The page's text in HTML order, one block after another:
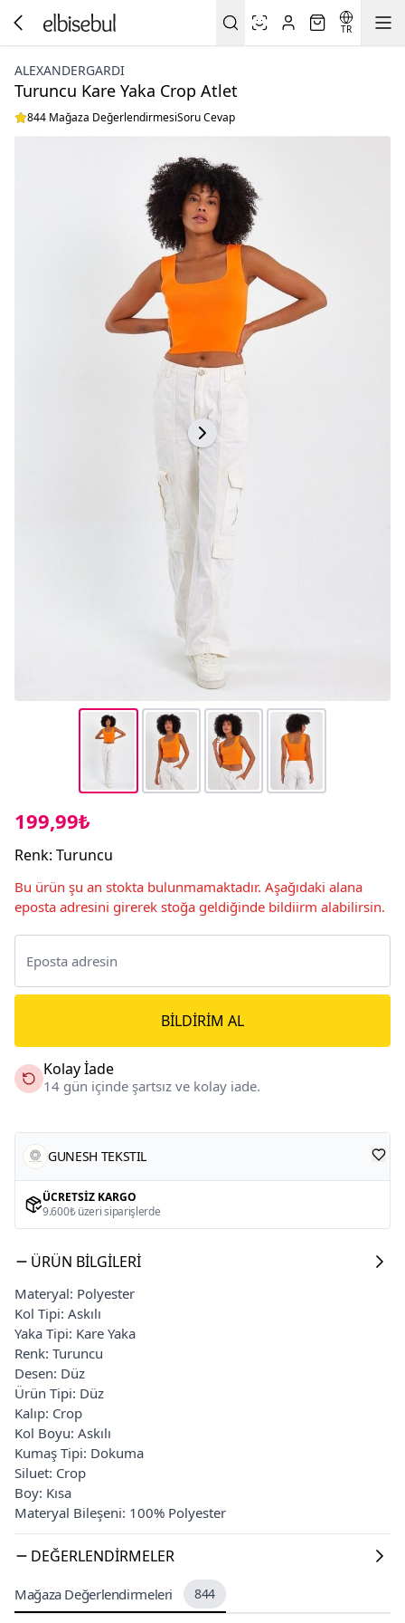
TR
ALEXANDERGARDI
Turuncu Kare Yaka Crop Atlet
844 Mağaza DeğerlendirmesiSoru Cevap
199,99₺
Renk: Turuncu
Bu ürün şu an stokta bulunmamaktadır. Aşağıdaki alana
eposta adresini girerek stoğa geldiğinde bildiirm alabilirsin.
BILDIRIM AL
Kolay İade
14 gün içinde şartsız ve kolay iade.
GUNESH TEKSTIL
ÜCRETSIZ KARGO
9.600₺ üzeri siparişlerde
ÜRÜN BILGILERI
Materyal: Polyester
Kol Tipi: Askılı
Yaka Tipi: Kare Yaka
Renk: Turuncu
Desen: Düz
Ürün Tipi: Düz
Kalıp: Crop
Kol Boyu: Askılı
Kumaş Tipi: Dokuma
Siluet: Crop
Boy: Kısa
Materyal Bileşeni: 100% Polyester
DEĞERLENDIRMELER
Mağaza Değerlendirmeleri 844